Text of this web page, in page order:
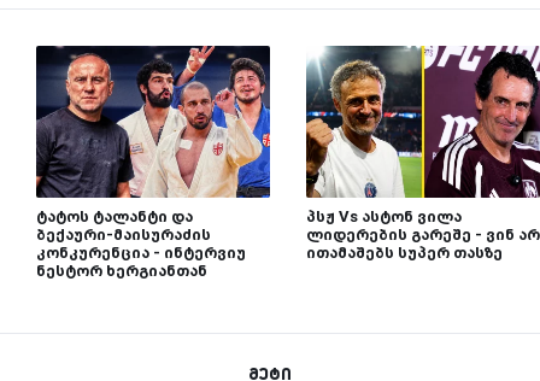
ტატოს ტალანტი და
ბექაური-მაისურაძის
კონკურენცია - ინტერვიუ
ნესტორ ხერგიანთან
პსჟ Vs ასტონ ვილა
ლიდერების გარეშე - ვინ არ
ითამაშებს სუპერ თასზე
მეტი